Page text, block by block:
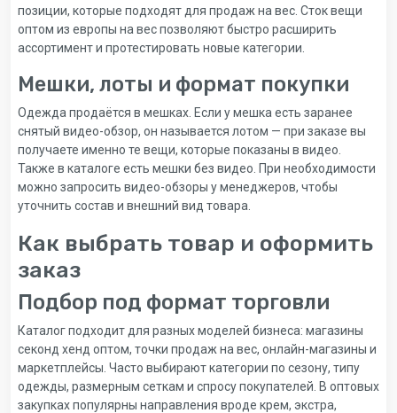
позиции, которые подходят для продаж на вес. Сток вещи
оптом из европы на вес позволяют быстро расширить
ассортимент и протестировать новые категории.
Мешки, лоты и формат покупки
Одежда продаётся в мешках. Если у мешка есть заранее
снятый видео-обзор, он называется лотом — при заказе вы
получаете именно те вещи, которые показаны в видео.
Также в каталоге есть мешки без видео. При необходимости
можно запросить видео-обзоры у менеджеров, чтобы
уточнить состав и внешний вид товара.
Как выбрать товар и оформить
заказ
Подбор под формат торговли
Каталог подходит для разных моделей бизнеса: магазины
секонд хенд оптом, точки продаж на вес, онлайн-магазины и
маркетплейсы. Часто выбирают категории по сезону, типу
одежды, размерным сеткам и спросу покупателей. В оптовых
закупках популярны направления вроде крем, экстра,